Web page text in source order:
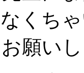
くち
願い